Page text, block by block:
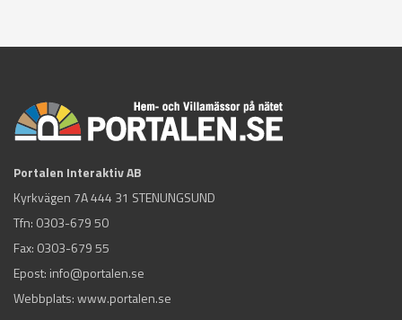
Portalen Interaktiv AB
Kyrkvägen 7A 444 31 STENUNGSUND
Tfn: 0303-679 50
Fax: 0303-679 55
Epost: info@portalen.se
Webbplats: www.portalen.se